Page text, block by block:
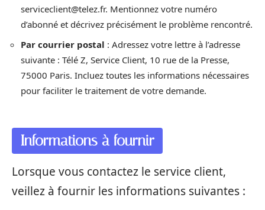
serviceclient@telez.fr. Mentionnez votre numéro
d’abonné et décrivez précisément le problème rencontré.
Par courrier postal : Adressez votre lettre à l’adresse
suivante : Télé Z, Service Client, 10 rue de la Presse,
75000 Paris. Incluez toutes les informations nécessaires
pour faciliter le traitement de votre demande.
Informations à fournir
Lorsque vous contactez le service client,
veillez à fournir les informations suivantes :